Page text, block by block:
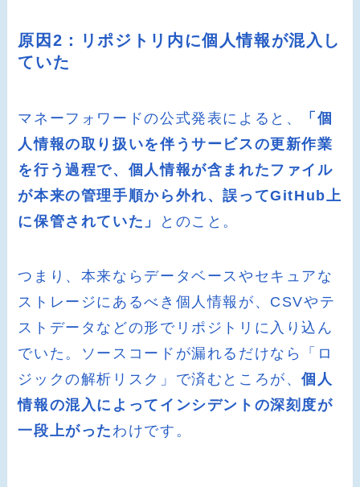
原因2：リポジトリ内に個人情報が混入し
ていた
マネーフォワードの公式発表によると、
「個
人情報の取り扱いを伴うサービスの更新作業
を行う過程で、個人情報が含まれたファイル
が本来の管理手順から外れ、誤ってGitHub上
に保管されていた」
とのこと。
つまり、本来ならデータベースやセキュアな
ストレージにあるべき個人情報が、CSVやテ
ストデータなどの形でリポジトリに入り込ん
でいた。ソースコードが漏れるだけなら「ロ
ジックの解析リスク」で済むところが、個人
情報の混入によってインシデントの深刻度が
一段上がった わけです。